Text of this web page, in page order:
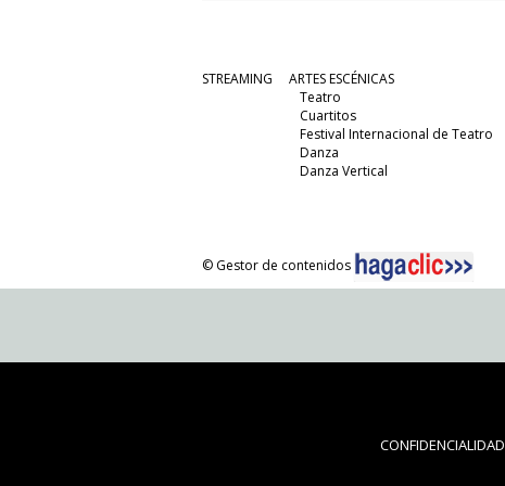
STREAMING
ARTES ESCÉNICAS
Teatro
Cuartitos
Festival Internacional de Teatro
Danza
Danza Vertical
© Gestor de contenidos
CONFIDENCIALIDAD